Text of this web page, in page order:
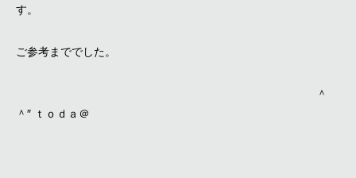
す。
ご参考まででした。
＾
＾″ ｔｏｄａ＠